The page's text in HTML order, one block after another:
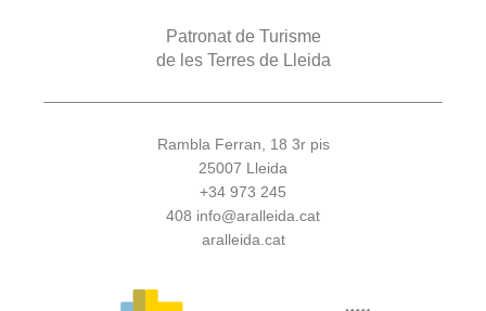
Patronat de Turisme
de les Terres de Lleida
Rambla Ferran, 18 3r pis
25007 Lleida
+34 973 245
408 info@aralleida.cat
aralleida.cat